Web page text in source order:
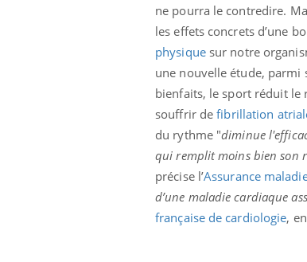
ne pourra le contredire.
les effets concrets d’une
physiquesur notre
une nouvelle étude, parmi
bienfaits, le sport réduit le
souffrir defibrillation
du rythme "diminue
qui remplit moins bien son
précise l’Assurance
d’une maladie cardiaque
française de cardiologie,